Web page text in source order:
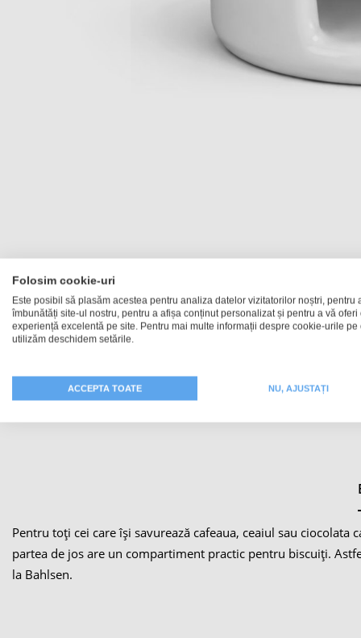
the
images
gallery
Pentru toți cei care își savurează cafeaua, ceaiul sau
partea de jos are un compartiment practic pentru biscuiți.
la Bahlsen.
Folosim cookie-uri
Este posibil să plasăm acestea pentru analiza datelor vizitatorilor noștri, pentru
îmbunătăți site-ul nostru, pentru a afișa conținut personalizat și pentru a vă oferi
experiență excelentă pe site. Pentru mai multe informații despre cookie-urile pe
utilizăm deschidem setările.
ACCEPTA TOATE NU, AJUSTAȚI